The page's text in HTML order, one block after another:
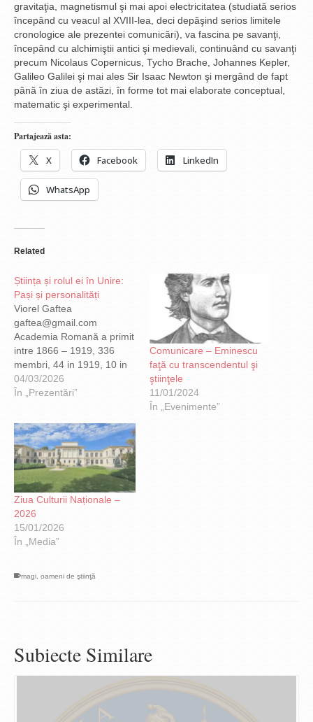
gravitaţia, magnetismul şi mai apoi electricitatea (studiată serios
începând cu veacul al XVIII-lea, deci depăşind serios limitele
cronologice ale prezentei comunicări), va fascina pe savanţi,
începând cu alchimiştii antici şi medievali, continuând cu savanţi
precum Nicolaus Copernicus, Tycho Brache, Johannes Kepler,
Galileo Galilei şi mai ales Sir Isaac Newton şi mergând de fapt
până în ziua de astăzi, în forme tot mai elaborate conceptual,
matematic şi experimental.
Partajează asta:
X Facebook LinkedIn
WhatsApp
Related
Știința și rolul ei în Unire:
Pași și personalități
Viorel Gaftea
gaftea@gmail.com
Academia Romană a primit
intre 1866 – 1919, 336
membri, 44 in 1919, 10 in
1920, 12 in 1921 O treime
oameni de știință: 34
matematicieni, 8 fizicieni,
14 geologi-geografi-
generali, 31 medici 5
zoologi, restul istorici,
scriitori, juristi, oameni de
cultura …
04/03/2026
În „Prezentări”
Comunicare – Eminescu
faţă cu transcendentul şi
ştiinţele
11/01/2024
În „Evenimente”
Ziua Culturii Naționale –
2026
15/01/2026
În „Media”
magi oameni de ştiinţă
Subiecte Similare